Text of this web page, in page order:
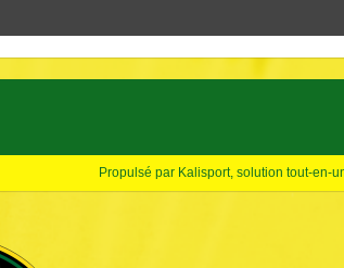
Propulsé par Kalisport, solution tout-en-